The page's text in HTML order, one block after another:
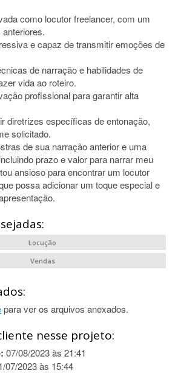
como locutor freelancer, com um
e capaz de transmitir emoções de
de narração e habilidades de
vida ao roteiro.
profissional para garantir alta
diretrizes específicas de entonação,
solicitado.
de sua narração anterior e uma
prazo e valor para narrar meu
ansioso para encontrar um locutor
possa adicionar um toque especial e
Locução
Vendas
para ver os arquivos anexados.
nesse projeto:
07/08/2023 às 21:41
07/2023 às 15:44